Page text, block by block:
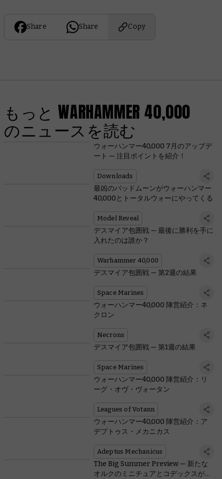
Share Share Copy
もっと WARHAMMER 40,000
のニュースを読む
ウォーハンマー40,000 7月のアップデ
ート — 注目ポイントを紹介！
Downloads
最凶のバッドムーンがウォーハンマー
40,000とトータルウォーにやってくる
Model Reveal
デスマイア包囲戦 — 最後に勝利を手に
入れたのは誰か？
Warhammer 40,000
デスマイア包囲戦 — 第2週の結果
Space Marines
ウォーハンマー40,000 陣営紹介：ネ
クロン
Necrons
デスマイア包囲戦 — 第1週の結果
Space Marines
ウォーハンマー40,000 陣営紹介：リ
ーグ・オヴ・ヴォータン
Leagues of Votann
ウォーハンマー40,000 陣営紹介：ア
デプトゥス・メカニカス
Adeptus Mechanicus
The Big Summer Preview — 新たな
オルクのミニチュアとコデックスが登